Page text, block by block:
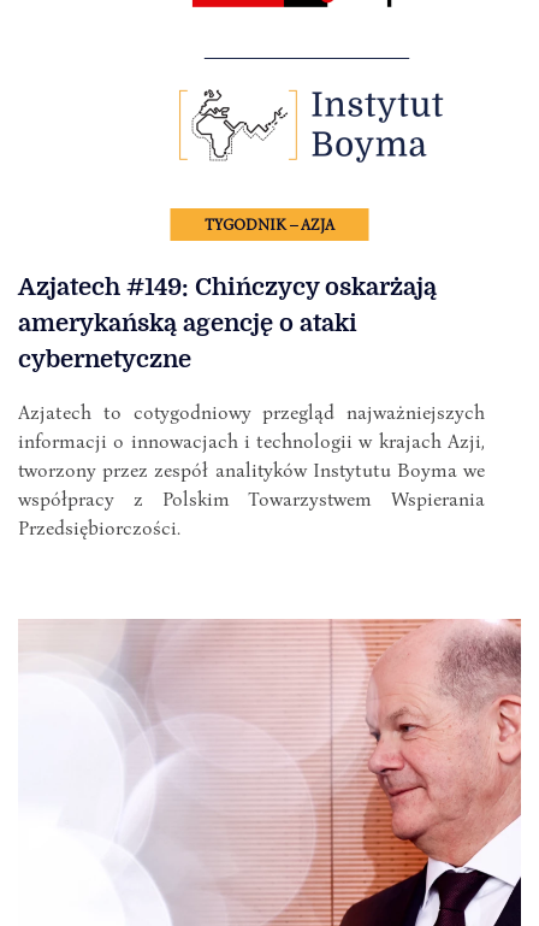
TYGODNIK – AZJA
Azjatech #149: Chińczycy oskarżają
amerykańską agencję o ataki
cybernetyczne
Azjatech to cotygodniowy przegląd najważniejszych
informacji o innowacjach i technologii w krajach Azji,
tworzony przez zespół analityków Instytutu Boyma we
współpracy z Polskim Towarzystwem Wspierania
Przedsiębiorczości.